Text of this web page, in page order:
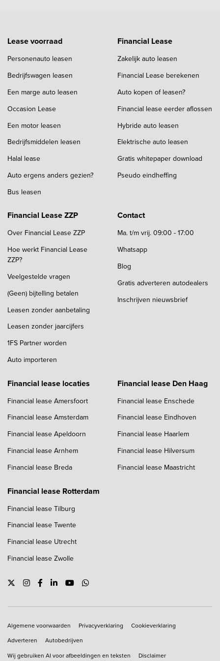
Lease voorraad
Personenauto leasen
Bedrijfswagen leasen
Een marge auto leasen
Occasion Lease
Een motor leasen
Bedrijfsmiddelen leasen
Halal lease
Auto ergens anders gezien?
Bus leasen
Financial Lease
Zakelijk auto leasen
Financial Lease berekenen
Auto kopen of leasen?
Financial lease eerder aflossen
Hybride auto leasen
Elektrische auto leasen
Gratis whitepaper download
Pseudo eindheffing
Financial Lease ZZP
Over Financial Lease ZZP
Hoe werkt Financial Lease
ZZP?
Veelgestelde vragen
(Geen) bijtelling betalen
Leasen zonder aanbetaling
Leasen zonder jaarcijfers
1FS Partner worden
Auto importeren
Contact
Ma. t/m vrij. 09:00 - 17:00
Whatsapp
Blog
Gratis adverteren autodealers
Inschrijven nieuwsbrief
Financial lease locaties
Financial lease Amersfoort
Financial lease Amsterdam
Financial lease Apeldoorn
Financial lease Arnhem
Financial lease Breda
Financial lease Den Haag
Financial lease Enschede
Financial lease Eindhoven
Financial lease Haarlem
Financial lease Hilversum
Financial lease Maastricht
Financial lease Rotterdam
Financial lease Tilburg
Financial lease Twente
Financial lease Utrecht
Financial lease Zwolle
Copyright navigation
Algemene voorwaarden Privacyverklaring
Cookieverklaring
Adverteren
Autobedrijven
Wij gebruiken AI voor afbeeldingen en teksten
Disclaimer